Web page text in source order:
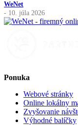
WeNet
- 10. júla 2026
Ponuka
Webové stránky
Online lokálny
Zvyšovanie
Výhodné balíčky